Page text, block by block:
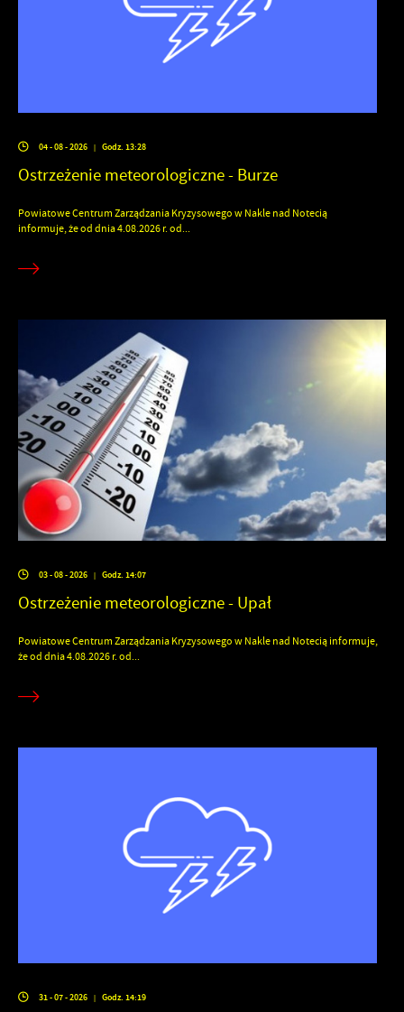
04 - 08 - 2026 | Godz. 13:28
Ostrzeżenie meteorologiczne - Burze
Powiatowe Centrum Zarządzania Kryzysowego w Nakle nad Notecią
informuje, że od dnia 4.08.2026 r. od...
03 - 08 - 2026 | Godz. 14:07
Ostrzeżenie meteorologiczne - Upał
Powiatowe Centrum Zarządzania Kryzysowego w Nakle nad Notecią informuje,
że od dnia 4.08.2026 r. od...
31 - 07 - 2026 | Godz. 14:19